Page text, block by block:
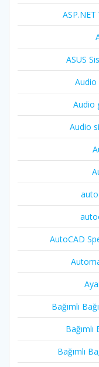
ASUS
Audio
Audio
Audio
AutoCAD
Bağımlı
Bağımlı
Bağımlı